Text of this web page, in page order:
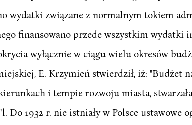
wydatki związane z normalnym tokiem
finansowano przede wszystkim wydatki
wyłącznie w ciągu wielu okresów
E. Krzymień stwierdził, iż: "Budżet
i tempie rozwoju miasta,
Do 1932 r. nie istniały w Polsce ustawowe